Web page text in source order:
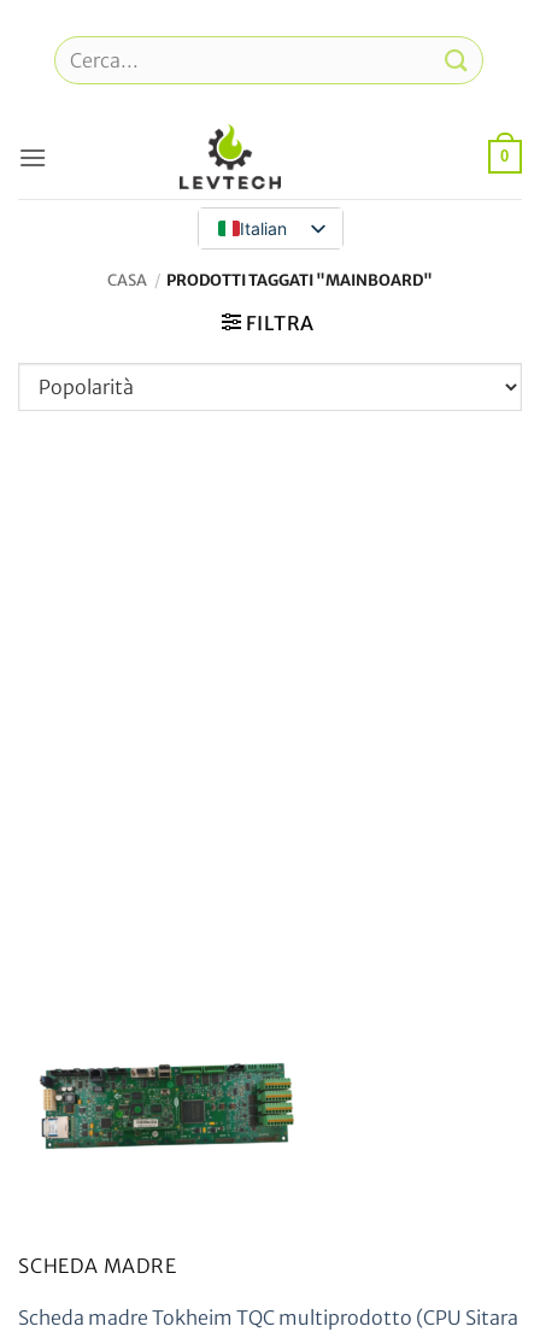
contenuto
Cerca:
0
Italian
CASA / PRODOTTI TAGGATI "MAINBOARD"
FILTRA
SCHEDA MADRE
Scheda madre Tokheim TQC multiprodotto (CPU Sitara